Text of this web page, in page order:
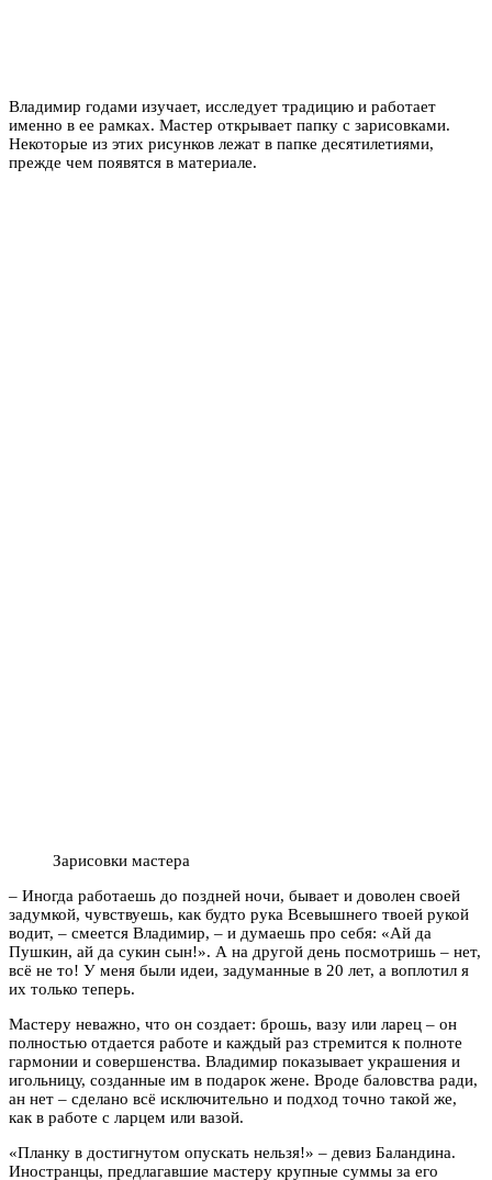
Владимир годами изучает, исследует традицию и работает
именно в ее рамках. Мастер открывает папку с зарисовками.
Некоторые из этих рисунков лежат в папке десятилетиями,
прежде чем появятся в материале.
Зарисовки мастера
– Иногда работаешь до поздней ночи, бывает и доволен своей
задумкой, чувствуешь, как будто рука Всевышнего твоей рукой
водит, – смеется Владимир, – и думаешь про себя: «Ай да
Пушкин, ай да сукин сын!». А на другой день посмотришь – нет,
всё не то! У меня были идеи, задуманные в 20 лет, а воплотил я
их только теперь.
Мастеру неважно, что он создает: брошь, вазу или ларец – он
полностью отдается работе и каждый раз стремится к полноте
гармонии и совершенства. Владимир показывает украшения и
игольницу, созданные им в подарок жене. Вроде баловства ради,
ан нет – сделано всё исключительно и подход точно такой же,
как в работе с ларцем или вазой.
«Планку в достигнутом опускать нельзя!» – девиз Баландина.
Иностранцы, предлагавшие мастеру крупные суммы за его